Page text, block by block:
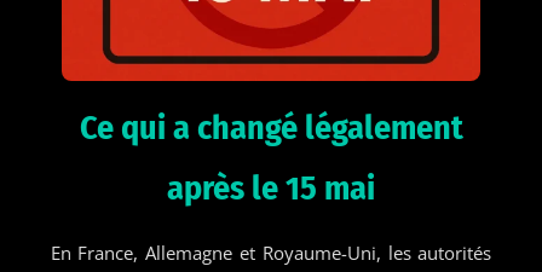
Ce qui a changé légalement
après le 15 mai
En France, Allemagne et Royaume-Uni, les autorités